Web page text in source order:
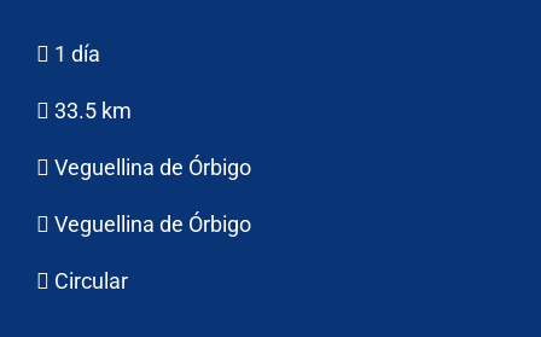
1 día
33.5 km
Veguellina de Órbigo
Veguellina de Órbigo
Circular